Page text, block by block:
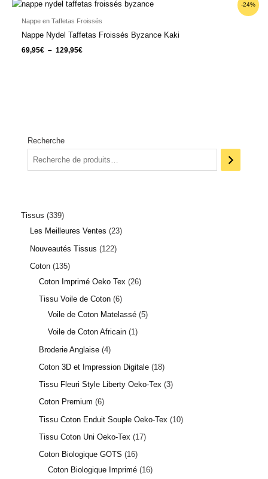
1 avis
-24%
Nappe en Taffetas Froissés
Nappe Nydel Taffetas Froissés Byzance Kaki
69,95€ – 129,95€
prix :
à
129,95€
Recherche
Tissus 339
Les Meilleures Ventes 23
Nouveautés Tissus
122
Coton 135
Coton Imprimé Oeko Tex
26
Tissu Voile de Coton 6
Voile de Coton Matelassé 5
Voile de Coton Africain 1
Broderie Anglaise 4
Coton 3D et Impression Digitale 18
Tissu Fleuri Style Liberty Oeko-Tex 3
Coton Premium 6
Tissu Coton Enduit Souple Oeko-Tex
10
Tissu Coton Uni Oeko-Tex
17
Coton Biologique GOTS
16
Coton Biologique Imprimé 16